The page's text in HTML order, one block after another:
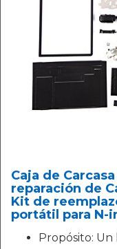
Caja de
reparación de
Kit de
portátil para N-
Propósito: